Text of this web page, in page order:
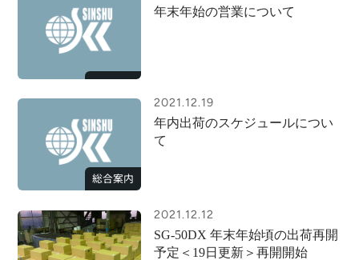
年末年始の営業について
総合案内
2021.12.19
年内出荷のスケジュールについ
て
2021.12.12
SG-50DX 年末年始頃の出荷再開
予定＜19日更新＞再開開始
廃油ストーブ
WASTE OIL STOVES
修理・使用方法
MAINTENANCE